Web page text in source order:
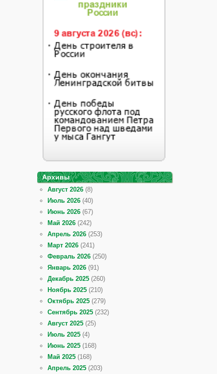
Архивы
Август 2026 (8)
Июль 2026 (40)
Июнь 2026 (67)
Май 2026 (242)
Апрель 2026 (253)
Март 2026 (241)
Февраль 2026 (250)
Январь 2026 (91)
Декабрь 2025 (260)
Ноябрь 2025 (210)
Октябрь 2025 (279)
Сентябрь 2025 (232)
Август 2025 (25)
Июль 2025 (4)
Июнь 2025 (168)
Май 2025 (168)
Апрель 2025 (203)